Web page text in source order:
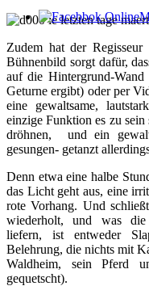
Zudem hat der
Bühnenbild sorgt dafür,
auf die Hintergrund-
Geturne ergibt) oder per
eine gewaltsame,
einzige Funktion es zu
dröhnen, und ein
gesungen- getanzt
Denn etwa eine halbe
das Licht geht aus, eine
rote Vorhang. Und
wiederholt, und was die
liefern, ist entweder
Belehrung, die nichts mit
Waldheim, sein Pferd
gequetscht).